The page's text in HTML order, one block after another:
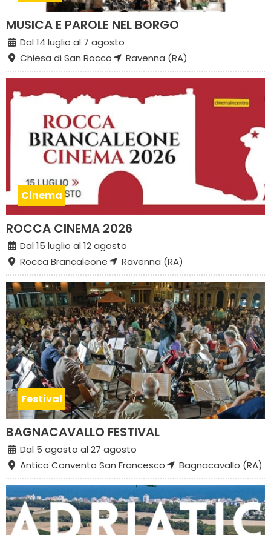
MUSICA E PAROLE NEL BORGO
Dal 14 luglio al 7 agosto
Chiesa di San Rocco
Ravenna (RA)
Cinema
ROCCA CINEMA 2026
Dal 15 luglio al 12 agosto
Rocca Brancaleone
Ravenna (RA)
Festival
BAGNACAVALLO FESTIVAL
Dal 5 agosto al 27 agosto
Antico Convento San Francesco
Bagnacavallo (RA)